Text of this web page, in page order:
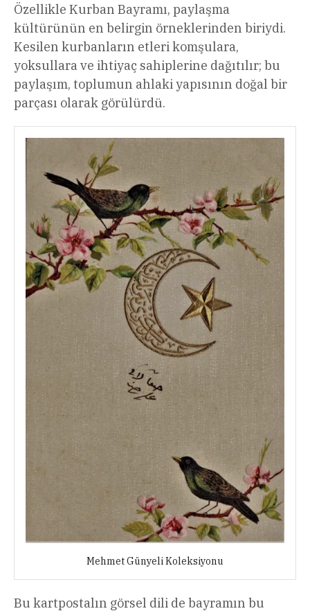
Özellikle Kurban Bayramı, paylaşma
kültürünün en belirgin örneklerinden biriydi.
Kesilen kurbanların etleri komşulara,
yoksullara ve ihtiyaç sahiplerine dağıtılır; bu
paylaşım, toplumun ahlaki yapısının doğal bir
parçası olarak görülürdü.
Mehmet Günyeli Koleksiyonu
Bu kartpostalın görsel dili de bayramın bu